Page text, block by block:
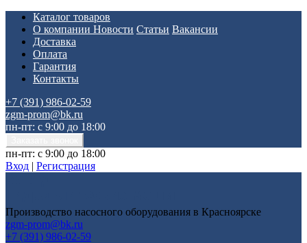
Каталог товаров
О компании Новости Статьи Вакансии
Доставка
Оплата
Гарантия
Контакты
+7 (391) 986-02-59
zgm-prom@bk.ru
пн-пт: с 9:00 до 18:00
пн-пт: с 9:00 до 18:00
Вход | Регистрация
Производство насосного оборудования в Красноярске
zgm-prom@bk.ru
+7 (391) 986-02-59